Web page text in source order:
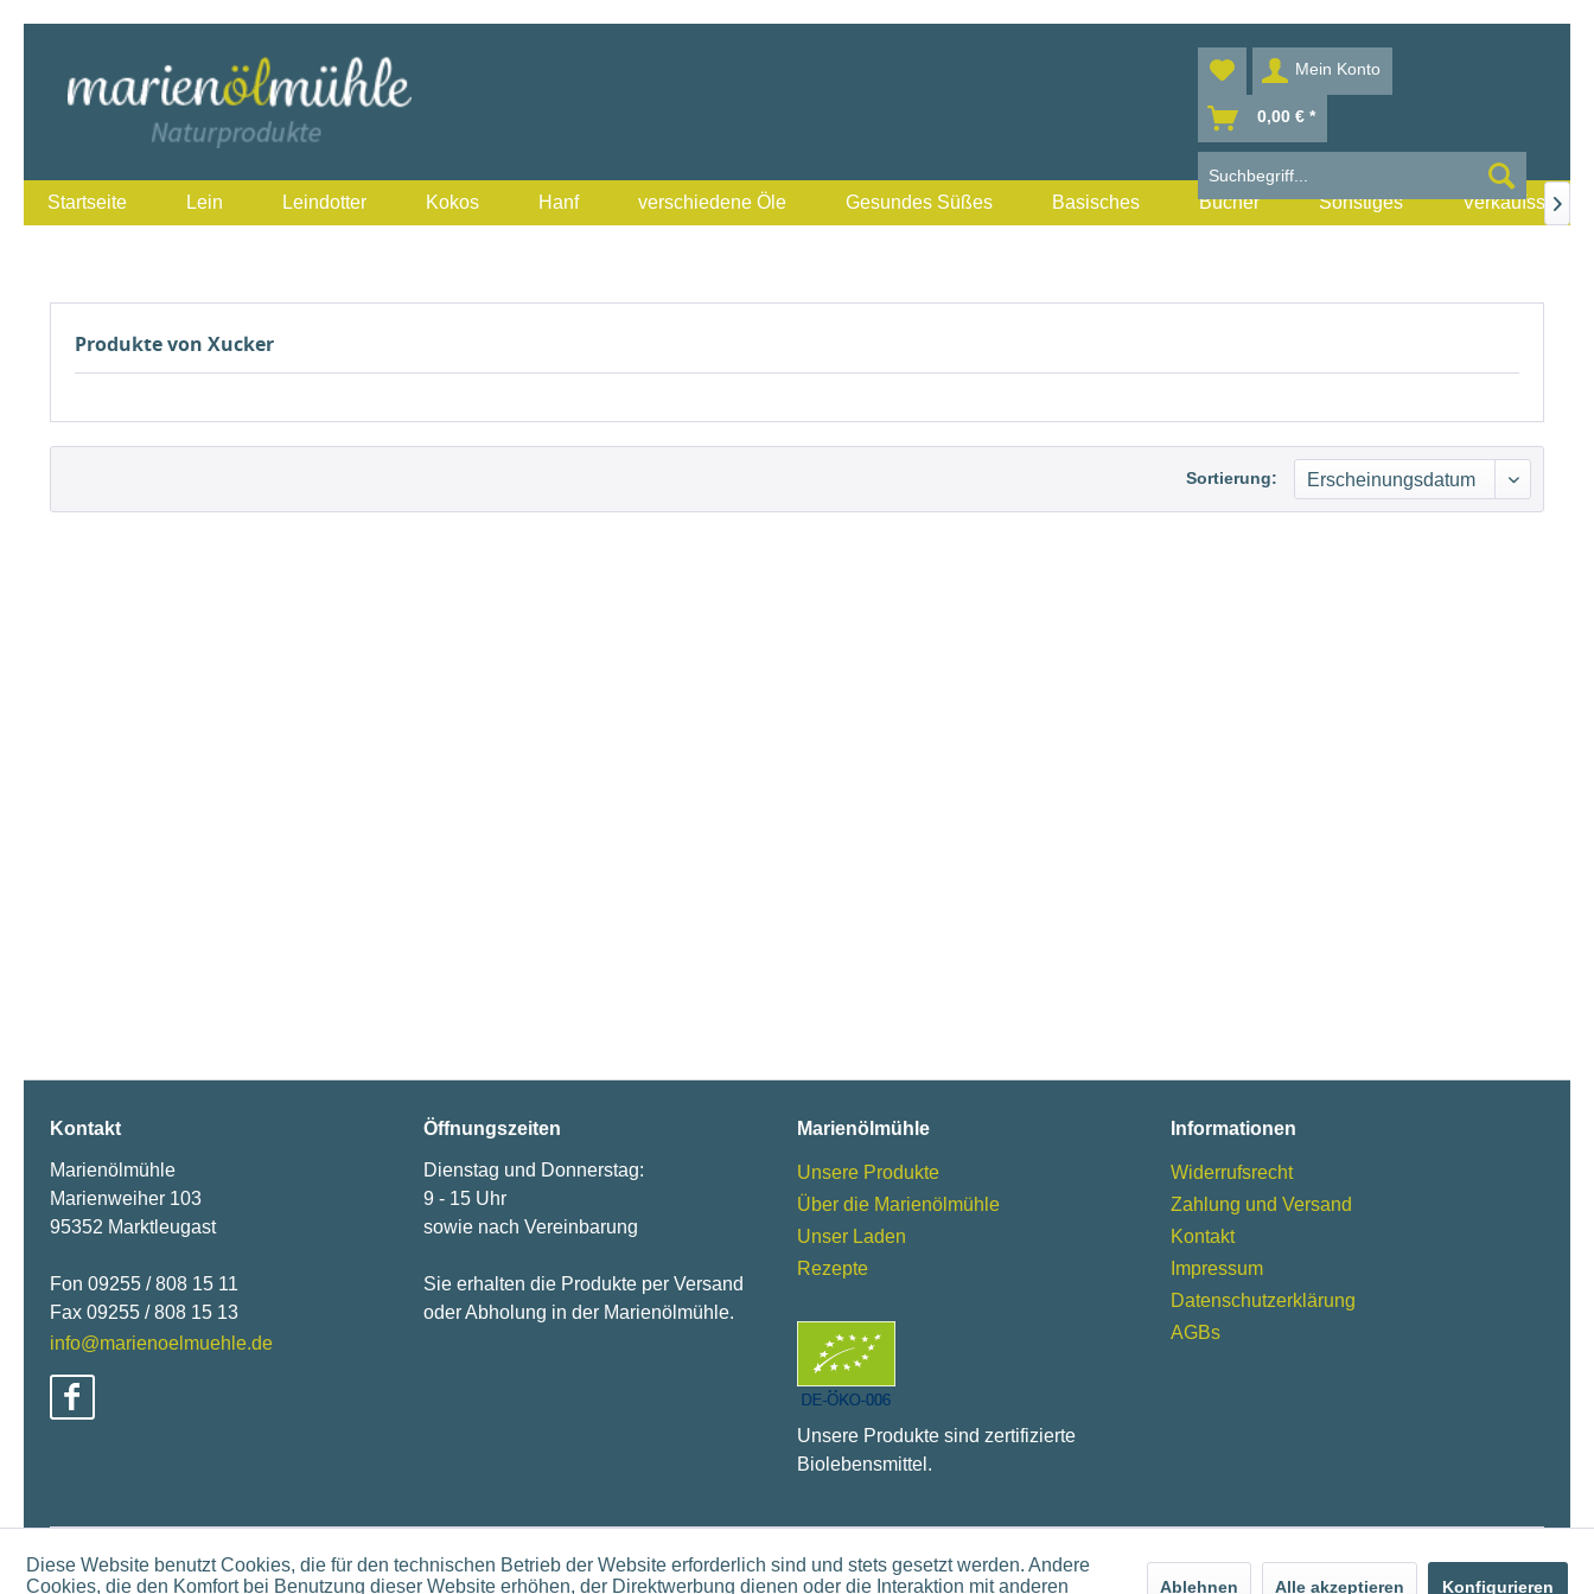
Startseite Lein Leindotter Kokos Hanf verschiedene Öle Gesundes Süßes Basisches Bücher Sonstiges Verkaufsstellen

Mein Konto
0,00 € *
Produkte von Xucker
Sortierung:
Kontakt
Marienölmühle
Marienweiher 103
95352 Marktleugast
Fon 09255 / 808 15 11
Fax 09255 / 808 15 13
info@marienoelmuehle.de
Öffnungszeiten
Dienstag und Donnerstag:
9 - 15 Uhr
sowie nach Vereinbarung
Sie erhalten die Produkte per Versand
oder Abholung in der Marienölmühle.
Marienölmühle
Unsere Produkte
Über die Marienölmühle
Unser Laden
Rezepte
Unsere Produkte sind zertifizierte
Biolebensmittel.
Informationen
Widerrufsrecht
Zahlung und Versand
Kontakt
Impressum
Datenschutzerklärung
AGBs
Diese Website benutzt Cookies, die für den technischen Betrieb der Website erforderlich sind und stets gesetzt werden. Andere
Cookies, die den Komfort bei Benutzung dieser Website erhöhen, der Direktwerbung dienen oder die Interaktion mit anderen
Ablehnen Alle akzeptieren Konfigurieren